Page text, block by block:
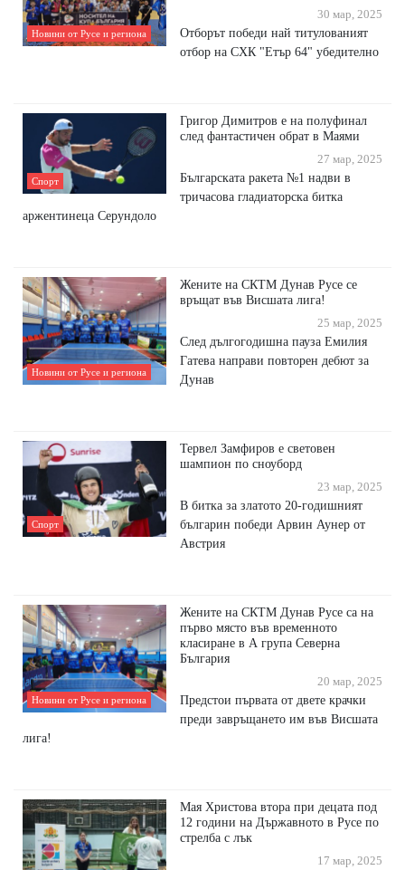
Новини от Русе и региона
30 мар, 2025
Отборът победи най титулованият
отбор на СХК "Етър 64" убедително
Спорт
Григор Димитров е на полуфинал
след фантастичен обрат в Маями
27 мар, 2025
Българската ракета №1 надви в
тричасова гладиаторска битка
аржентинеца Серундоло
Новини от Русе и региона
Жените на СКТМ Дунав Русе се
връщат във Висшата лига!
25 мар, 2025
След дългогодишна пауза Емилия
Гатева направи повторен дебют за
Дунав
Спорт
Тервел Замфиров е световен
шампион по сноуборд
23 мар, 2025
В битка за златото 20-годишният
българин победи Арвин Аунер от
Австрия
Новини от Русе и региона
Жените на СКТМ Дунав Русе са на
първо място във временното
класиране в А група Северна
България
20 мар, 2025
Предстои първата от двете крачки
преди завръщането им във Висшата
лига!
Мая Христова втора при децата под
12 години на Държавното в Русе по
стрелба с лък
17 мар, 2025